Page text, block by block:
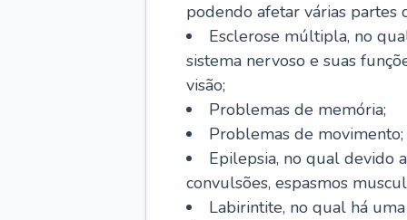
podendo afetar várias partes
Esclerose múltipla, no
sistema nervoso e suas
visão;
Problemas de memória;
Problemas de movimento;
Epilepsia, no qual devido
convulsões, espasmos
Labirintite, no qual há